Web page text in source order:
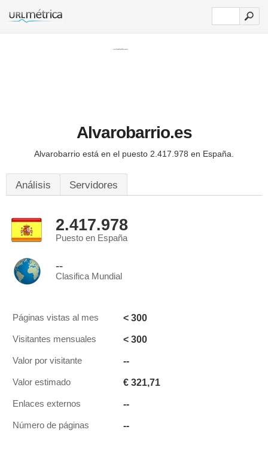
Alvarobarrio.es
Alvarobarrio está en el puesto 2.417.978 en España.
Análisis Servidores
2.417.978
Puesto en España
--
Clasifica Mundial
Páginas vistas al mes < 300
Visitantes mensuales < 300
Valor por visitante --
Valor estimado € 321,71
Enlaces externos --
Número de páginas --